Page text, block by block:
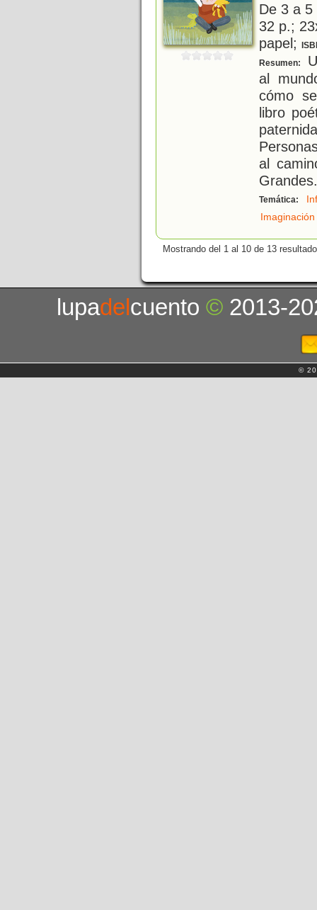
De 3 a
32 p.;
papel;
Resumen:
al
cómo
libro
al
Grandes
Temática:
Imaginación
Mostrando del 1 al 10 de 13
lupadelcuento© 2013-
©